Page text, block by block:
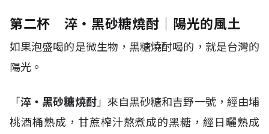
第二杯 淬・黑砂糖燒酎｜陽光的風土
如果泡盛喝的是微生物，黑糖燒酎喝的，就是台灣的
陽光。
「淬・黑砂糖燒酎」來自黑砂糖和吉野一號，經由埔
桃酒桶熟成，甘蔗榨汁熬煮成的黑糖，經日曬熟成